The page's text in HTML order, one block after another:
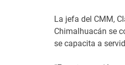
La jefa del CMM,
Chimalhuacán se
se capacita a